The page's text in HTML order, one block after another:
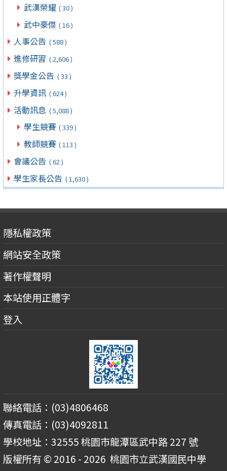
武漢榮耀 ( 30 )
武中豪傑 ( 16 )
人事公告 ( 588 )
進修研習 ( 2,606 )
獎學金公告 ( 33 )
升學資訊 ( 624 )
活動訊息 ( 5,088 )
學生競賽 ( 339 )
教師競賽 ( 113 )
會議公告 ( 62 )
學生家長公告 ( 1,630 )
隱私權政策
網站安全政策
著作權聲明
本站使用正體字
登入
聯絡電話：(03)4806468
傳真電話：(03)4092811
學校地址：32555 桃園市龍潭區武中路 227 號
版權所有 © 2016 - 2026 桃園市立武漢國民中學